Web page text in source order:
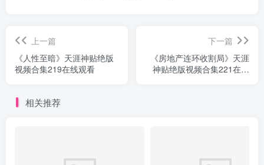
上一篇
《人性至暗》天涯神贴绝版
视频合集219在线观看
下一篇
《房地产连环收割局》天涯
神贴绝版视频合集221在线
相关推荐